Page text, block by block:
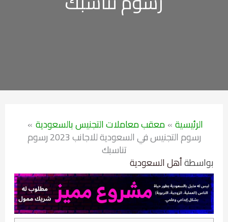
الرئيسية معقب معاملات التجنيس بالسعودية
رسوم التجنيس في السعودية للاجانب 2023 رسوم
تناسبك
بواسطةأهل السعودية